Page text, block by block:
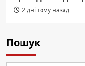
2 дні тому назад
Пошук